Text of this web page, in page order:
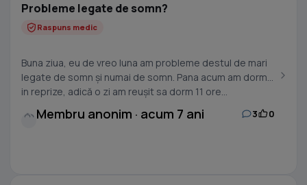
Probleme legate de somn?
Raspuns medic
Buna ziua, eu de vreo luna am probleme destul de mari
legate de somn și numai de somn. Pana acum am dormit
in reprize, adică o zi am reușit sa dorm 11 ore...
Membru anonim · acum 7 ani 3 0